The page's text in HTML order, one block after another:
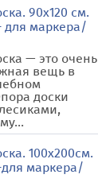
90х120 см.
для маркера/
— это очень
вещь в
доски
100х200см.
маркера/